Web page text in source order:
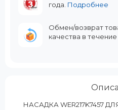
года. Подробнее
Обмен/возврат
качества в течение
НАСАДКА WER217K7457